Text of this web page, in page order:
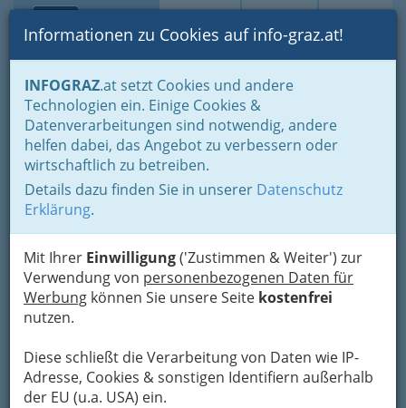
Suche Login Toggle
Informationen zu Cookies auf info-graz.at!
INFOGRAZ.at setzt Cookies und andere
Technologien ein. Einige Cookies &
Datenverarbeitungen sind notwendig, andere
helfen dabei, das Angebot zu verbessern oder
wirtschaftlich zu betreiben.
Details dazu finden Sie in unserer Datenschutz
Erklärung.
Mit Ihrer Einwilligung('Zustimmen & Weiter') zur
Verwendung von personenbezogenen Daten für
Werbung können Sie unsere Seite kostenfrei
nutzen.
Diese schließt die Verarbeitung von Daten wie IP-
Adresse, Cookies & sonstigen Identifiern außerhalb
der EU (u.a. USA) ein.
Home Branchen Betreuung & Wohnen
Betreuung & Wohnen